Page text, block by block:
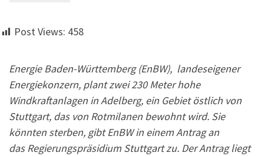
Post Views: 458
Energie Baden-Württemberg (EnBW), landeseigener
Energiekonzern, plant zwei 230 Meter hohe
Windkraftanlagen in Adelberg, ein Gebiet östlich von
Stuttgart, das von Rotmilanen bewohnt wird. Sie
könnten sterben, gibt EnBW in einem Antrag an
das Regierungspräsidium Stuttgart zu. Der Antrag liegt